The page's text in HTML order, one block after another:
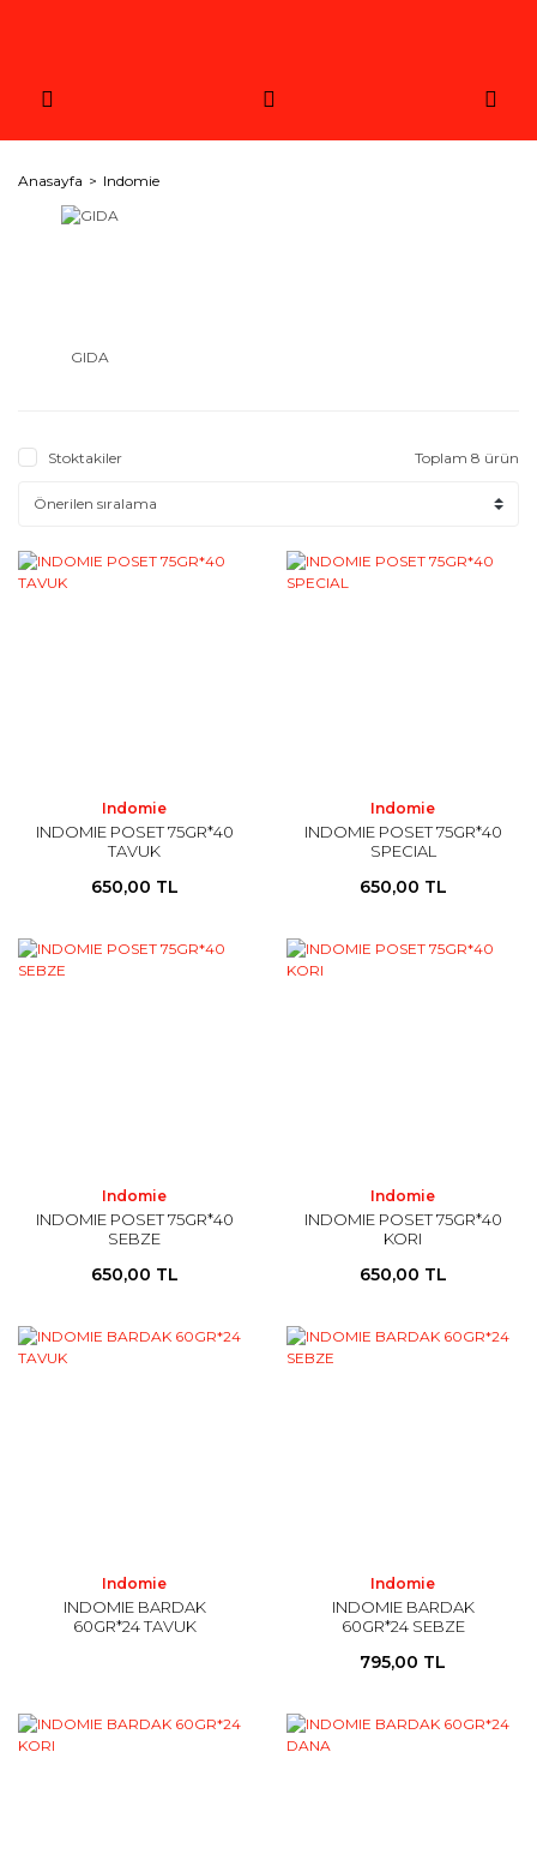
Anasayfa Indomie
GIDA
Stoktakiler Toplam 8 ürün
Indomie
INDOMIE POSET 75GR*40
TAVUK
650,00 TL
Indomie
INDOMIE POSET 75GR*40
SPECIAL
650,00 TL
Indomie
INDOMIE POSET 75GR*40
SEBZE
650,00 TL
Indomie
INDOMIE POSET 75GR*40
KORI
650,00 TL
Indomie
INDOMIE BARDAK
60GR*24 TAVUK
Indomie
INDOMIE BARDAK
60GR*24 SEBZE
795,00 TL